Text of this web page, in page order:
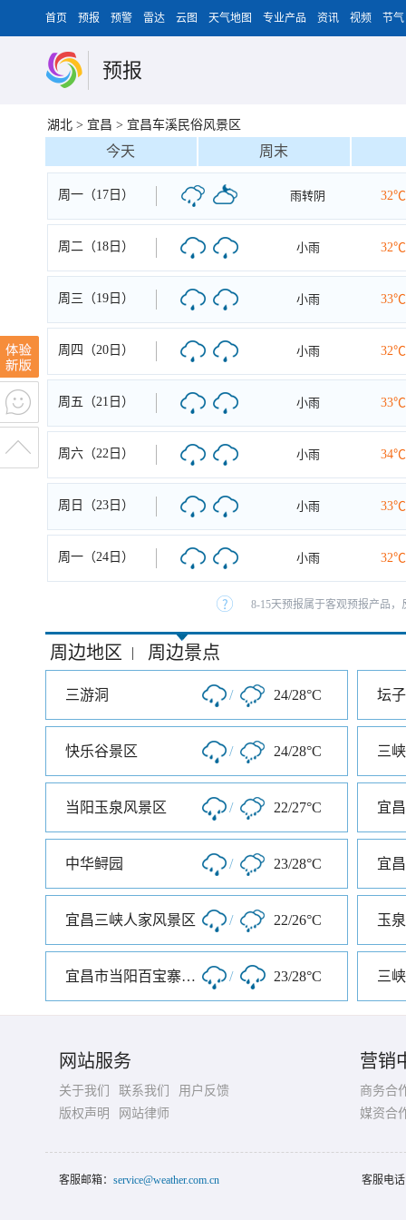
首页 预报 预警 雷达 云图 天气地图 专业产品 资讯 视频 节气
预报
湖北 > 宜昌 > 宜昌车溪民俗风景区
今天 周末
周一（17日） 雨转阴 32℃
周二（18日） 小雨 32℃
周三（19日） 小雨 33℃
周四（20日） 小雨 32℃
周五（21日） 小雨 33℃
周六（22日） 小雨 34℃
周日（23日） 小雨 33℃
周一（24日） 小雨 32℃
8-15天预报属于客观预报产品
周边地区 | 周边景点
三游洞 / 24/28°C 坛
快乐谷景区 / 24/28°C 三
当阳玉泉风景区 / 22/27°C 宜
中华鲟园 / 23/28°C 宜
宜昌三峡人家风景区 / 22/26°C 玉
宜昌市当阳百宝寨风景区 / 23/28°C 三
网站服务
关于我们 联系我们
用户反馈
版权声明
网站律师
营销
商务合
媒资合
客服邮箱： service@weather.com.cn 客服电